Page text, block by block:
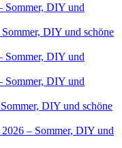
Sommer, DIY und
DIY und schöne
Sommer, DIY und
Sommer, DIY und
DIY und schöne
– Sommer, DIY und